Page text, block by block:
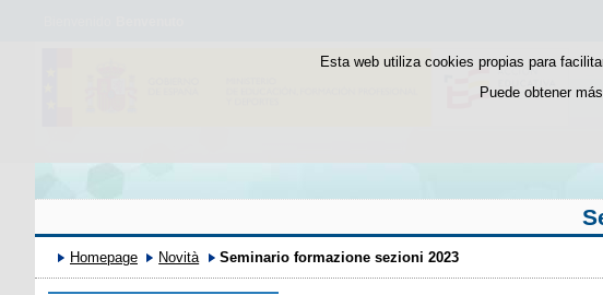
Esta web utiliza cookies propias para
Puede obtener
Homepage Novità Seminario formazione sezioni 2023